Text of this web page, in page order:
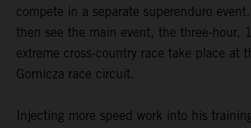
compete in a separate superenduro
then see the main event, the three-hour,
extreme cross-country race take place at
Gornicza race circuit.
Injecting more speed work into his